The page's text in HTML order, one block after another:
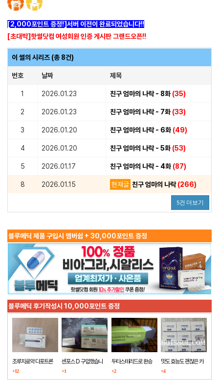
[2,000포인트 증정!]서버 이전이 완료되었습니다!!
[초대박]핫썰닷컴 여성회원 인증 게시판 그랜드오픈!!
이 썰의 시리즈 (총 8건)
번호 날짜 제목
1 2026.01.23 친구 엄마의 나락 - 8화 (35)
2 2026.01.23 친구 엄마의 나락 - 7화 (33)
3 2026.01.20 친구 엄마의 나락 - 6화 (49)
4 2026.01.20 친구 엄마의 나락 - 5화 (53)
5 2026.01.17 친구 엄마의 나락 - 4화 (87)
8 2026.01.15 현재글 친구 엄마의 나락(266)
5건 더보기
블루메딕 제품 구입시 멤버쉽 + 30,000포인트 증정
블루메딕 후기작성시 10,000포인트 증정
조루치료약 다포트론
구매했습니다
+12
센포스 D 구입했습니
다
+1
두타스테리드로 환승
+2
맛도 효능도 괜찮은 카
마그라
+4